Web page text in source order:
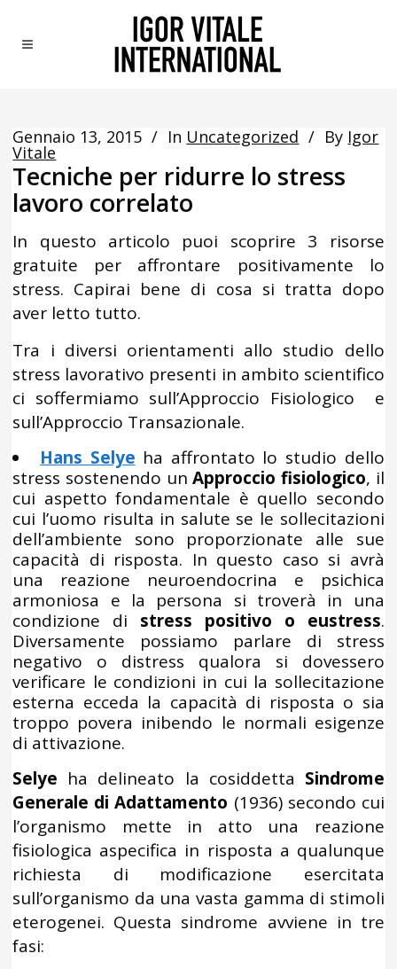
Gennaio 13, 2015 In Uncategorized By Igor
Vitale
Tecniche per ridurre lo stress
lavoro correlato
In questo articolo puoi scoprire 3 risorse
gratuite per affrontare positivamente lo
stress. Capirai bene di cosa si tratta dopo
aver letto tutto.
Tra i diversi orientamenti allo studio dello
stress lavorativo presenti in ambito scientifico
ci soffermiamo sull’Approccio Fisiologico e
sull’Approccio Transazionale.
Hans Selye ha affrontato lo studio dello
stress sostenendo unApproccio fisiologico, il
cui aspetto fondamentale è quello secondo
cui l’uomo risulta in salute se le sollecitazioni
dell’ambiente sono proporzionate alle sue
capacità di risposta. In questo caso si avrà
una reazione neuroendocrina e psichica
armoniosa e la persona si troverà in una
condizione di stress positivo o eustress.
Diversamente possiamo parlare di stress
negativo o distress qualora si dovessero
verificare le condizioni in cui la sollecitazione
esterna ecceda la capacità di risposta o sia
troppo povera inibendo le normali esigenze
di attivazione.
Selye ha delineato la cosiddetta Sindrome
Generale di Adattamento (1936) secondo cui
l’organismo mette in atto una reazione
fisiologica aspecifica in risposta a qualunque
richiesta di modificazione esercitata
sull’organismo da una vasta gamma di stimoli
eterogenei. Questa sindrome avviene in tre
fasi: